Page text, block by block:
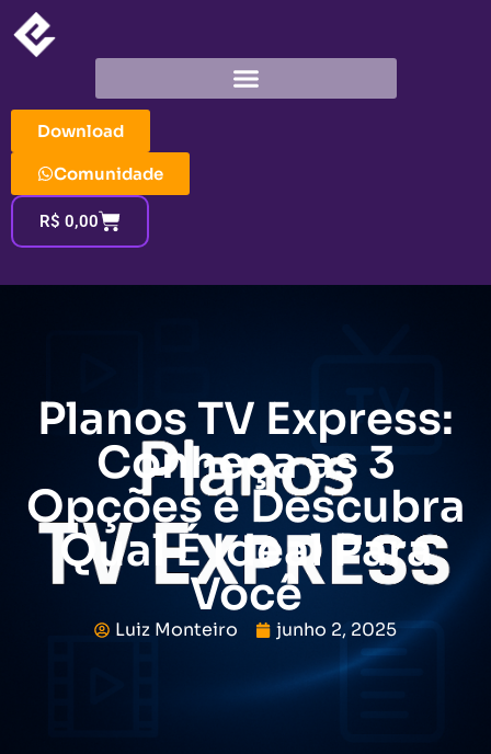
Download
Comunidade
R$ 0,00
Planos TV Express:
Conheça as 3
Opções e Descubra
Qual É Ideal Para
Você
Luiz Monteiro junho 2, 2025